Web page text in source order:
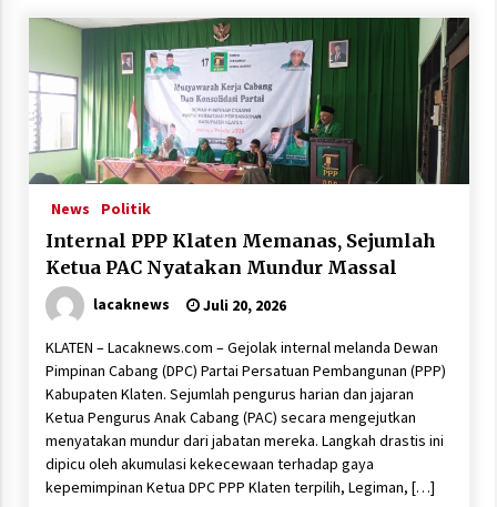
News Politik
Internal PPP Klaten Memanas, Sejumlah
Ketua PAC Nyatakan Mundur Massal
lacaknews Juli 20, 2026
KLATEN – Lacaknews.com – Gejolak internal melanda Dewan
Pimpinan Cabang (DPC) Partai Persatuan Pembangunan (PPP)
Kabupaten Klaten. Sejumlah pengurus harian dan jajaran
Ketua Pengurus Anak Cabang (PAC) secara mengejutkan
menyatakan mundur dari jabatan mereka. Langkah drastis ini
dipicu oleh akumulasi kekecewaan terhadap gaya
kepemimpinan Ketua DPC PPP Klaten terpilih, Legiman, […]